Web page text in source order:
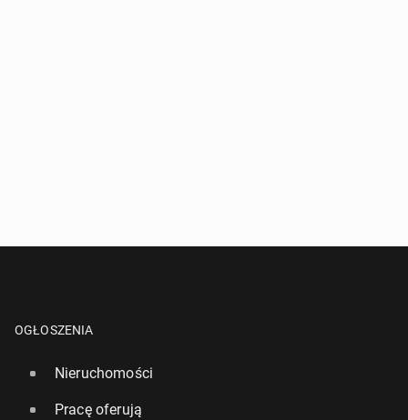
OGŁOSZENIA
Nieruchomości
Pracę oferują